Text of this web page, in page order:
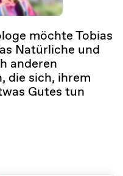
möchte Tobias
Natürliche und
anderen
die sich, ihrem
Gutes tun